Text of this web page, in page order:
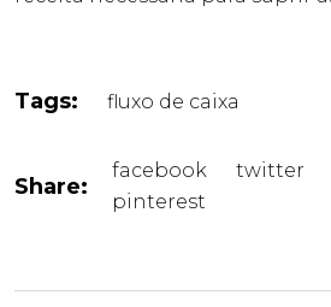
Tags: fluxo de caixa
Share:
facebook twitter
pinterest